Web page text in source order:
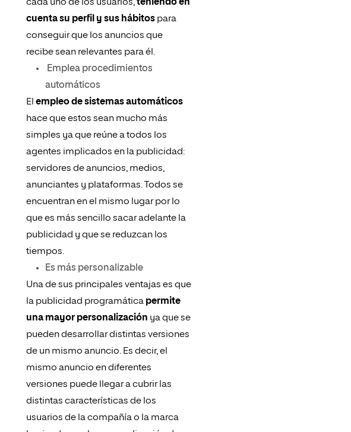
cada uno de los usuarios,teniendo en
cuenta su perfil y sus hábitos para
conseguir que los anuncios que
recibe sean relevantes para él.
Emplea procedimientos
automáticos
El empleo de sistemas automáticos
hace que estos sean mucho más
simples ya que reúne a todos los
agentes implicados en la publicidad:
servidores de anuncios, medios,
anunciantes y plataformas. Todos se
encuentran en el mismo lugar por lo
que es más sencillo sacar adelante la
publicidad y que se reduzcan los
tiempos.
Es más personalizable
Una de sus principales ventajas es que
la publicidad programática permite
una mayor personalización ya que se
pueden desarrollar distintas versiones
de un mismo anuncio. Es decir, el
mismo anuncio en diferentes
versiones puede llegar a cubrir las
distintas características de los
usuarios de la compañía o la marca